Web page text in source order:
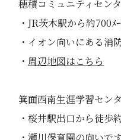
穂積コミュニティセン
・JR茨木駅から約700
・イオン向いにある消
・ 周辺地図はこちら
箕面西南生涯学習セン
・桜井駅出口から徒歩